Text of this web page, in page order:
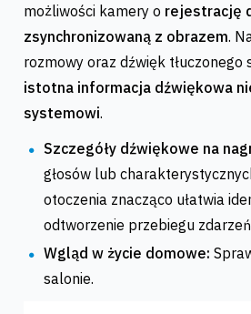
możliwości kamery o rejestrację
zsynchronizowaną z obrazem.
rozmowy oraz dźwięk tłuczonego
istotna informacja dźwiękowa
systemowi.
Szczegóły dźwiękowe na
głosów lub
otoczenia znacząco ułatwia
odtworzenie przebiegu
Wgląd w życie domowe:
salonie.